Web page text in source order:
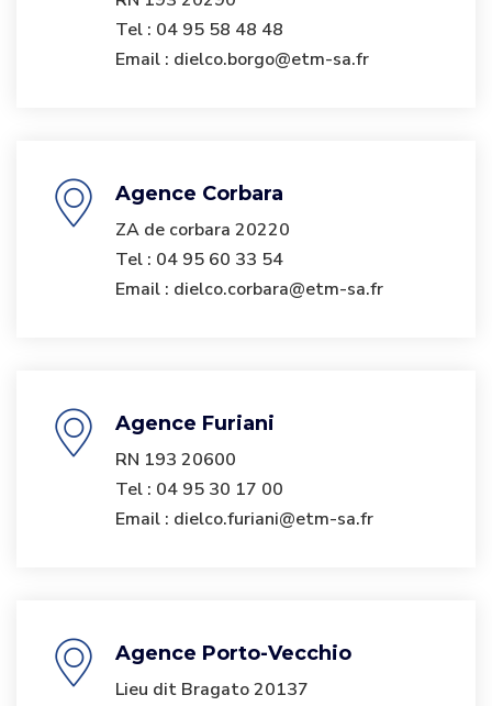
Tel : 04 95 58 48 48
Email : dielco.borgo@etm-sa.fr
Agence Corbara
ZA de corbara 20220
Tel : 04 95 60 33 54
Email : dielco.corbara@etm-sa.fr
Agence Furiani
RN 193 20600
Tel : 04 95 30 17 00
Email : dielco.furiani@etm-sa.fr
Agence Porto-Vecchio
Lieu dit Bragato 20137